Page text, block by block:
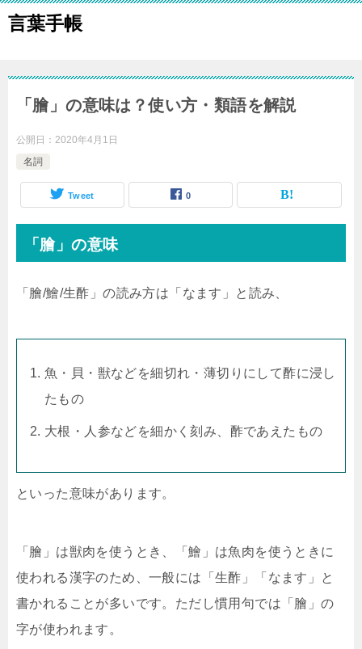
言葉手帳
「膾」の意味は？使い方・類語を解説
公開日： 2020年4月1日
名詞
Tweet 0
「膾」の意味
「膾/鱠/生酢」の読み方は「なます」と読み、
魚・貝・獣などを細切れ・薄切りにして酢に浸し
たもの
大根・人参などを細かく刻み、酢であえたもの
といった意味があります。
「膾」は獣肉を使うとき、「鱠」は魚肉を使うときに
使われる漢字のため、一般には「生酢」「なます」と
書かれることが多いです。ただし慣用句では「膾」の
字が使われます。